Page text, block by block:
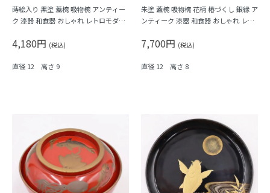
蒔絵入り 黒塗 蓋椀 吸物椀 アンティー
ク 漆器 和食器 おしゃれ レトロモダン
4,180円 (税込)
直径 12 高さ 9
朱塗 蓋椀 吸物椀 花柄 椿づくし 銀縁 ア
ンティーク 漆器 和食器 おしゃれ レト
7,700円 (税込)
直径 12 高さ 8